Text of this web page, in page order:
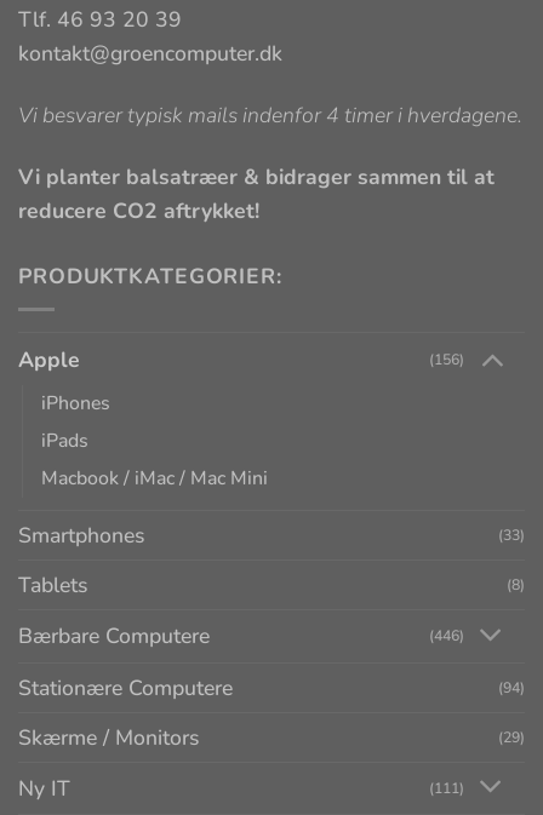
Tlf. 46 93 20 39
kontakt@groencomputer.dk
Vi besvarer typisk mails indenfor 4 timer i hverdagene.
Vi planter balsatræer & bidrager sammen til at
reducere CO2 aftrykket!
PRODUKTKATEGORIER:
Apple (156)
iPhones
iPads
Macbook / iMac / Mac Mini
Smartphones (33)
Tablets (8)
Bærbare Computere (446)
Stationære Computere (94)
Skærme / Monitors (29)
Ny IT (111)